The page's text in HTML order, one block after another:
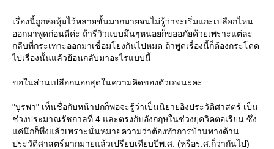
เรื่องนี้ถูกห่อหุ้มไว้หลายชั้นมากมายจนไม่รู้ว่าจะเริ่มแกะเปลือกไหน
ออกมาพูดก่อนดีค่ะ ถ้ารีวิวแบบมึนๆหน่อยก็ขออภัยด้วยเพราะแต่ละ
กลีบที่กระเทาะออกมาเชื่อมโยงกันไปหมด ถ้าพูดเรื่องนี้ก็ต้องกระโดด
ไปเรื่องนั้นแล้วย้อนกลับมาอะไรแบบนี้
ขอในส่วนเปลือกนอกสุดในความคิดของตัวเองนะคะ
"บูรพา" เห็นชื่อกับหน้าปกก็พอจะรู้ว่าเป็นนิยายอิงประวัติศาสตร์ เป็น
ช่วงประมาณรัชกาลที่ 4 และตรงกับอังกฤษในช่วงยุควิคตอเรียน ซึ่ง
ค่นึกก็ทึ่งแล้วเพราะนั่นหมายความว่าต้องทำการบ้านทางด้าน
ประวัติศาสตร์มากมายแล้วเปรียบเทียบปีพ.ศ. (หรือร.ศ.ก็ว่ากันไป)